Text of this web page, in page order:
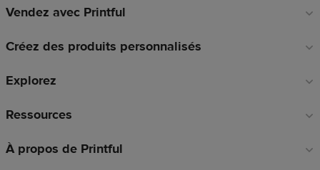
Liens
pied
page
Vendez avec Printful
Créez des produits personnalisés
Explorez
Ressources
À propos de Printful